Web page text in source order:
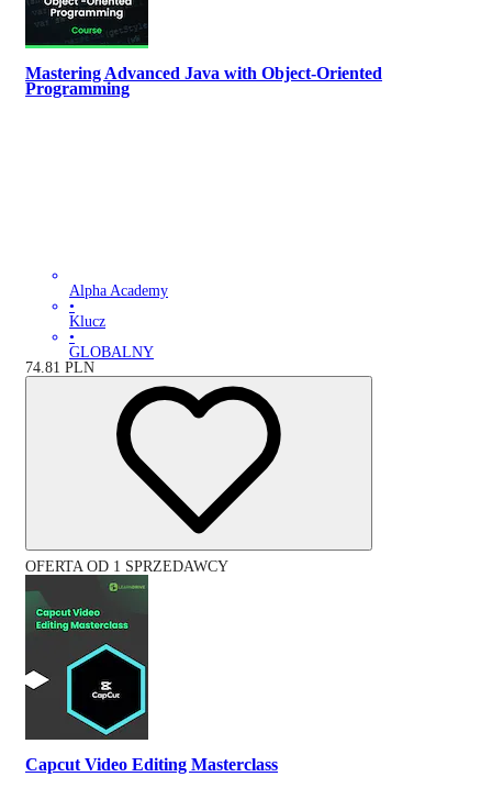
Mastering Advanced Java with Object-Oriented
Programming
Alpha Academy
•
Klucz
•
GLOBALNY
74.81 PLN
OFERTA OD 1 SPRZEDAWCY
Capcut Video Editing Masterclass